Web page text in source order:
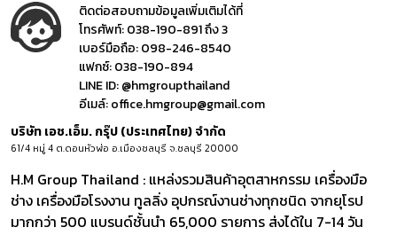
ติดต่อสอบถามข้อมูลเพิ่มเติมได้ที่
โทรศัพท์:038-190-891 ถึง 3
เบอร์มือถือ:098-246-8540
แฟกซ์:038-190-894
LINE ID:@hmgroupthailand
อีเมล์:office.hmgroup@gmail.com
บริษัท เอช.เอ็ม. กรุ๊ป (ประเทศไทย) จำกัด
61/4 หมู่ 4 ต.ดอนหัวฬ่อ อ.เมืองชลบุรี จ.ชลบุรี 20000
H.M Group Thailand : แหล่งรวมสินค้าอุตสาหกรรม เครื่องมือ
ช่าง เครื่องมือโรงงาน ทูลลิ่ง อุปกรณ์งานช่างทุกชนิด จากยุโรป
มากกว่า 500 แบรนด์ชั้นนำ 65,000 รายการ ส่งได้ใน 7-14 วัน